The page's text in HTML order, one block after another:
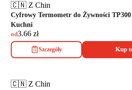
🇨🇳 Z Chin
Cyfrowy Termometr do Żywności
Kuchni
od3.66 zł
Szczegóły Kup
🇨🇳 Z Chin